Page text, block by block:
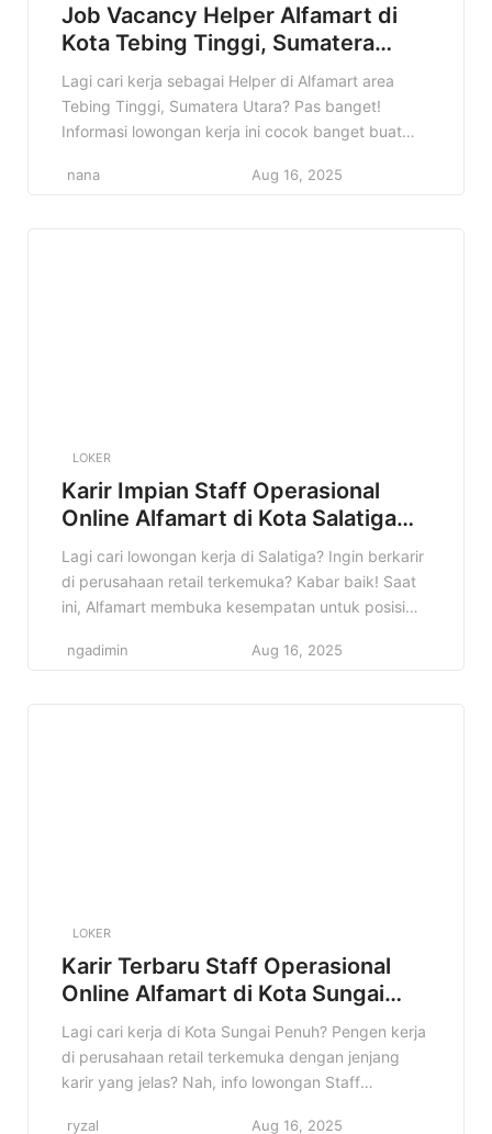
Job Vacancy Helper Alfamart di
Kota Tebing Tinggi, Sumatera
Utara Terbaru Tahun 2025
Lagi cari kerja sebagai Helper di Alfamart area
Tebing Tinggi, Sumatera Utara? Pas banget!
Informasi lowongan kerja ini cocok banget buat
punya semangat kerja tinggi. Di artikel ini, kita
nana Aug 16, 2025
LOKER
Karir Impian Staff Operasional
Online Alfamart di Kota Salatiga
Terbaru
Lagi cari lowongan kerja di Salatiga? Ingin berkarir
di perusahaan retail terkemuka? Kabar baik! Saat
ini, Alfamart membuka kesempatan untuk posisi
ini sangat cocok buat kamu yang sedang mencari
ngadimin Aug 16, 2025
LOKER
Karir Terbaru Staff Operasional
Online Alfamart di Kota Sungai
Penuh Terbaru
Lagi cari kerja di Kota Sungai Penuh? Pengen kerja
di perusahaan retail terkemuka dengan jenjang
karir yang jelas? Nah, info lowongan Staff
ryzal Aug 16, 2025